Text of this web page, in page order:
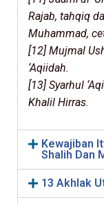
Rajab, tahqiq
Muhammad,
[12] Mujmal
‘Aqiidah.
[13] Syarhul
Khalil Hirras.
Kewajiban
Shalih Dan
13 Akhlak